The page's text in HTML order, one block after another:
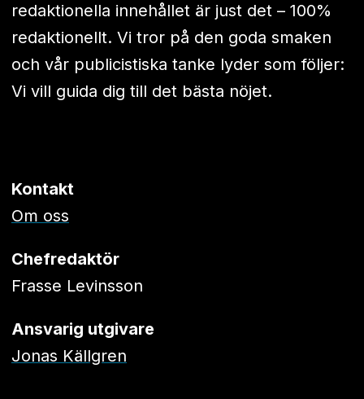
redaktionella innehållet är just det – 100%
redaktionellt. Vi tror på den goda smaken
och vår publicistiska tanke lyder som följer:
Vi vill guida dig till det bästa nöjet.
Kontakt
Om oss
Chefredaktör
Frasse Levinsson
Ansvarig utgivare
Jonas Källgren